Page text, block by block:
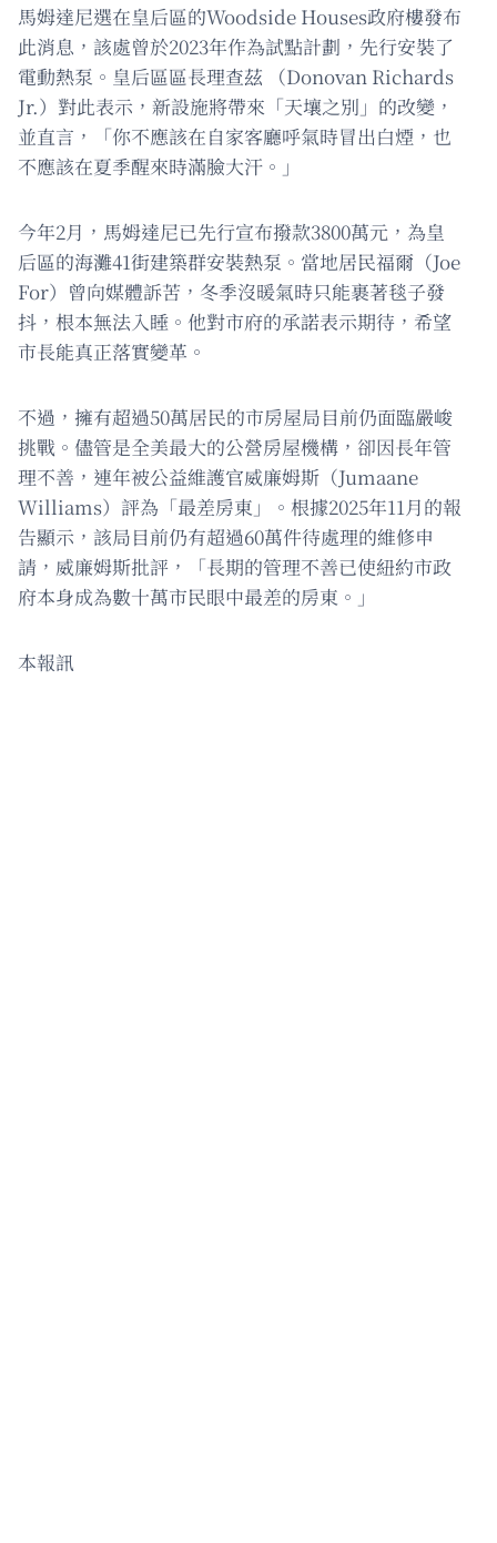
馬姆達尼選在皇后區的Woodside Houses政府樓發布
此消息，該處曾於2023年作為試點計劃，先行安裝了
電動熱泵。皇后區區長理查茲 （Donovan Richards
Jr.）對此表示，新設施將帶來「天壤之別」的改變，
並直言，「你不應該在自家客廳呼氣時冒出白煙，也
不應該在夏季醒來時滿臉大汗。」
今年2月，馬姆達尼已先行宣布撥款3800萬元，為皇
后區的海灘41街建築群安裝熱泵。當地居民福爾（Joe
For）曾向媒體訴苦，冬季沒暖氣時只能裹著毯子發
抖，根本無法入睡。他對市府的承諾表示期待，希望
市長能真正落實變革。
不過，擁有超過50萬居民的市房屋局目前仍面臨嚴峻
挑戰。儘管是全美最大的公營房屋機構，卻因長年管
理不善，連年被公益維護官威廉姆斯（Jumaane
Williams）評為「最差房東」。根據2025年11月的報
告顯示，該局目前仍有超過60萬件待處理的維修申
請，威廉姆斯批評，「長期的管理不善已使紐約市政
府本身成為數十萬市民眼中最差的房東。」
本報訊